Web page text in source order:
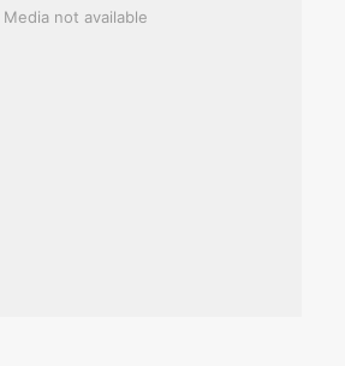
Media not available